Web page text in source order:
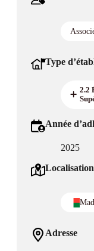
Type
2.2
Année
2025
Localisation
Adresse